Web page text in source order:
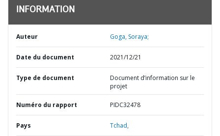
INFORMATION
Auteur Goga, Soraya;
Date du document 2021/12/21
Type de document
Document d’information sur le
projet
Numéro du rapport PIDC32478
Pays Tchad,